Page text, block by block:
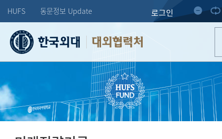
HUFS 동문정보 Update 로그인
대외협력처